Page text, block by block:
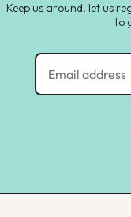
Keep us around, let us
to